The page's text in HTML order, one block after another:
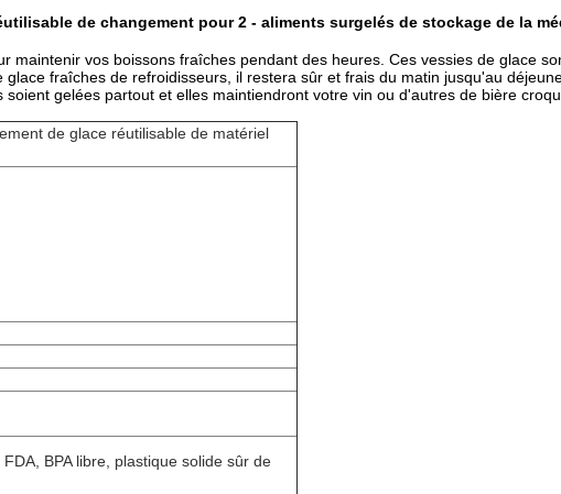
de changement pour 2 - aliments surgelés de stockage de la
maintenir vos boissons fraîches pendant des heures. Ces vessies de glace
fraîches de refroidisseurs, il restera sûr et frais du matin jusqu'au
gelées partout et elles maintiendront votre vin ou d'autres de bière
de glace réutilisable de matériel
BPA libre, plastique solide sûr de